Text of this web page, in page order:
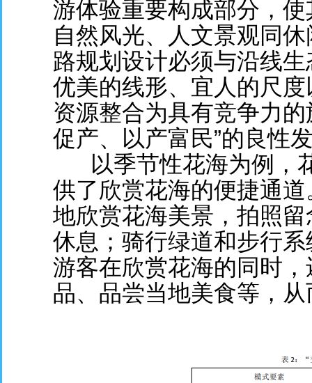
游体验重要构成部分，
自然风光、人文景观同
路规划设计必须与沿线
优美的线形、宜人的尺
资源整合为具有竞争力
促产、以产富民”的良性
以季节性花海为例，
供了欣赏花海的便捷通
地欣赏花海美景，拍照
休息；骑行绿道和步行
游客在欣赏花海的同时
品、品尝当地美食等，